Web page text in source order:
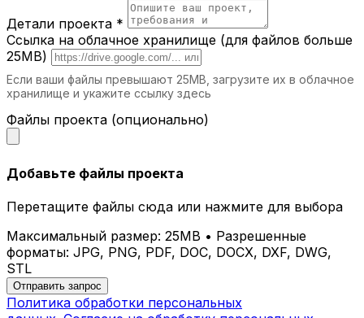
Детали проекта *
Ссылка на облачное хранилище (для файлов больше
25MB)
Если ваши файлы превышают 25MB, загрузите их в облачное
хранилище и укажите ссылку здесь
Файлы проекта (опционально)
Добавьте файлы проекта
Перетащите файлы сюда или нажмите для выбора
Максимальный размер: 25MB • Разрешенные
форматы: JPG, PNG, PDF, DOC, DOCX, DXF, DWG,
STL
Отправить запрос
Политика обработки персональных